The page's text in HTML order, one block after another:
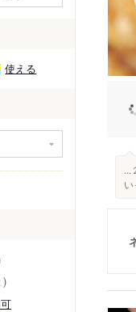
使える
...